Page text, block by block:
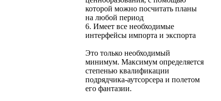
которой можно посчитать планы
на любой период
6. Имеет все необходимые
интерфейсы импорта и экспорта
Это только необходимый
минимум. Максимум определяется
степенью квалификации
подрядчика-аутсорсера и полетом
его фантазии.